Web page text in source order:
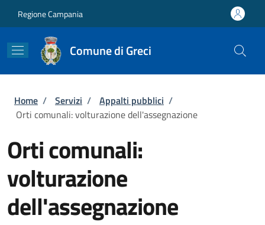
Regione Campania
Comune di Greci
Briciole di pane
Home / Servizi / Appalti pubblici /
Orti comunali: volturazione dell'assegnazione
Orti comunali:
volturazione
dell'assegnazione